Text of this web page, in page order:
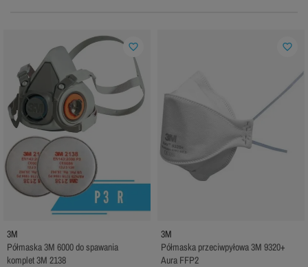
3M
Półmaska 3M 6000 do spawania
komplet 3M 2138
favorite_border
3M
Półmaska przeciwpyłowa 3M 9320+
Aura FFP2
favorite_border